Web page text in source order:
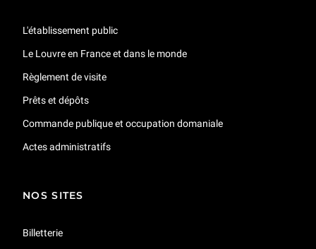
L'établissement public
Le Louvre en France et dans le monde
Règlement de visite
Prêts et dépôts
Commande publique et occupation domaniale
Actes administratifs
NOS SITES
Billetterie